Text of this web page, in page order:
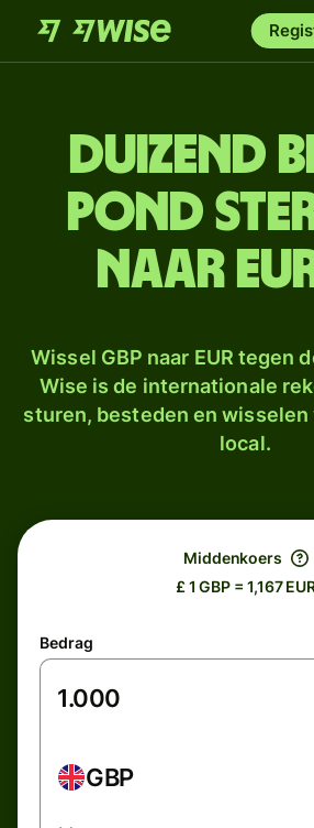
duizend
pond
naar
Wissel GBP naar EUR tegen
Wise is de internationale
sturen, besteden en wisselen
local.
Middenkoers
£ 1 GBP = 1,167
Bedrag
GBP